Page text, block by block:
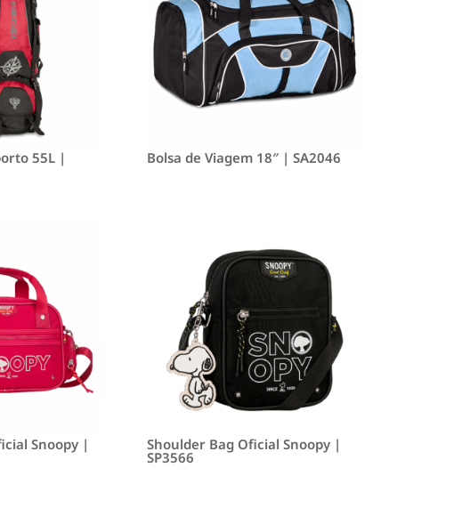
55L | Bolsa de Viagem 18″ | SA2046
Snoopy | Shoulder Bag Oficial Snoopy |
SP3566